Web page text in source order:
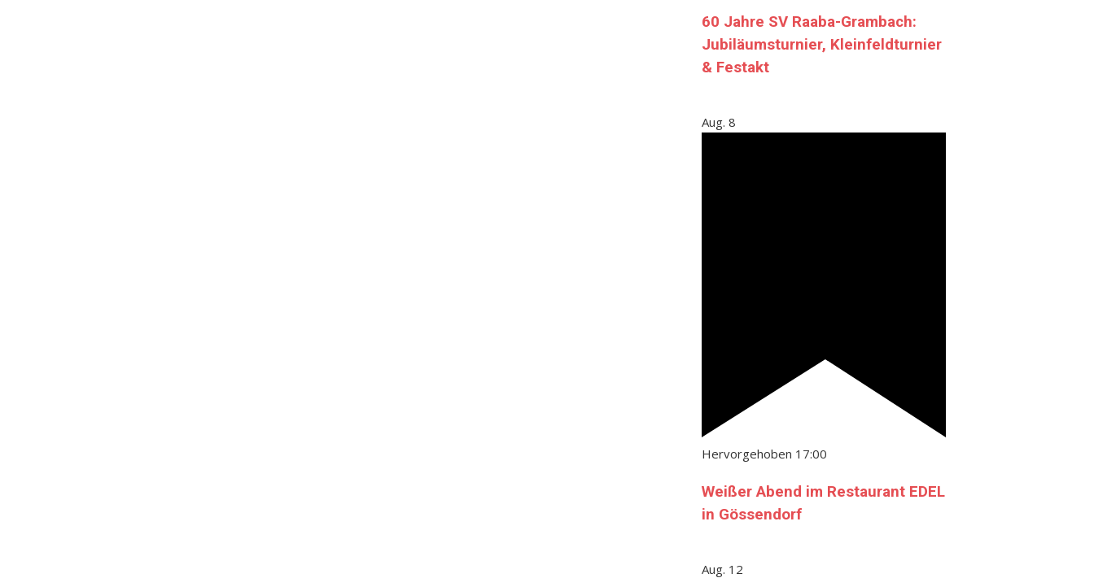
60 Jahre SV Raaba-Grambach:
Jubiläumsturnier, Kleinfeldturnier
& Festakt
Aug. 8
Hervorgehoben 17:00
Weißer Abend im Restaurant EDEL
in Gössendorf
Aug. 12